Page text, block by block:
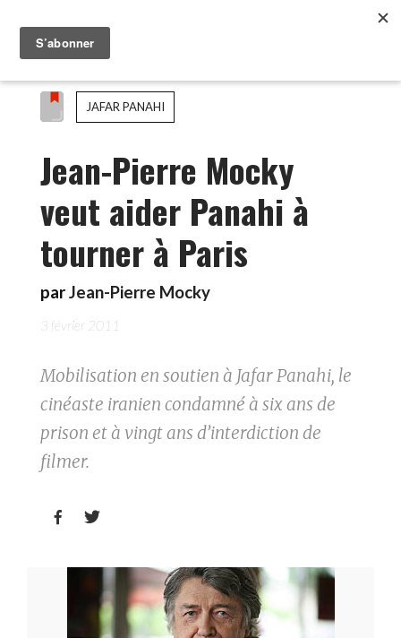
JAFAR PANAHI
Jean-Pierre Mocky
veut aider Panahi à
tourner à Paris
parJean-Pierre Mocky
3 février 2011
Mobilisation en soutien à Jafar Panahi, le
cinéaste iranien condamné à six ans de
prison et à vingt ans d’interdiction de
filmer.
 